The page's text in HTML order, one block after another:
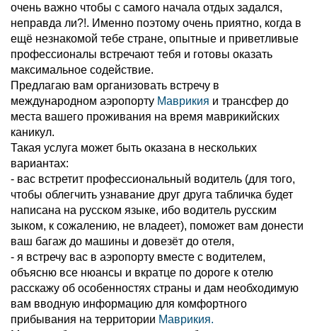
очень важно чтобы с самого начала отдых задался,
неправда ли?!. Именно поэтому очень приятно, когда в
ещё незнакомой тебе стране, опытные и приветливые
профессионалы встречают тебя и готовы оказать
максимальное содействие.
Предлагаю вам организовать встречу в
международном аэропорту Маврикия и трансфер до
места вашего проживания на время маврикийских
каникул.
Такая услуга может быть оказана в нескольких
вариантах:
- вас встретит профессиональный водитель (для того,
чтобы облегчить узнавание друг друга табличка будет
написана на русском языке, ибо водитель русским
зыком, к сожалению, не владеет), поможет вам донести
ваш багаж до машины и довезёт до отеля,
- я встречу вас в аэропорту вместе с водителем,
объясню все нюансы и вкратце по дороге к отелю
расскажу об особенностях страны и дам необходимую
вам вводную информацию для комфортного
прибывания на территории Маврикия.